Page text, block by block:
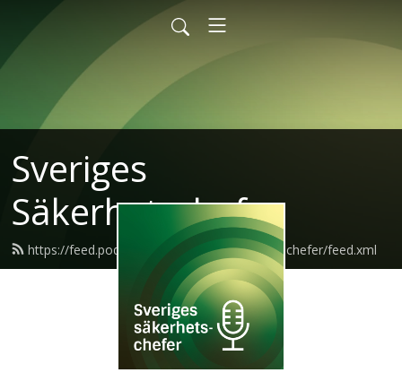
Sveriges
Säkerhetschefer
https://feed.podbean.com/sverigessakerhetschefer/feed.xml